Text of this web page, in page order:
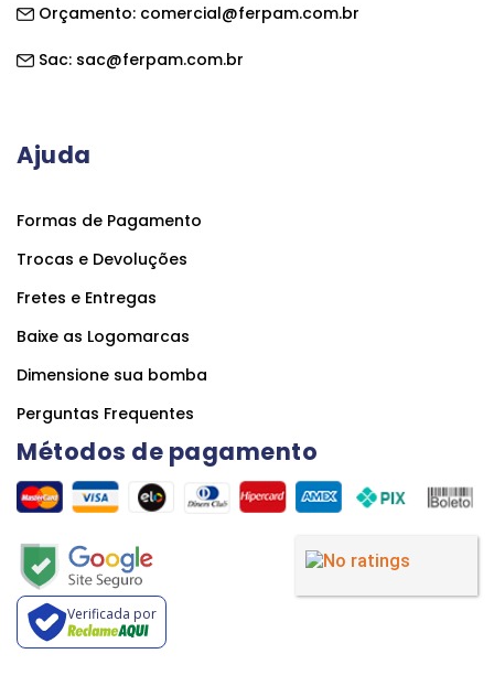
Orçamento: comercial@ferpam.com.br
Sac: sac@ferpam.com.br
Ajuda
Formas de Pagamento
Trocas e Devoluções
Fretes e Entregas
Baixe as Logomarcas
Dimensione sua bomba
Perguntas Frequentes
Métodos de pagamento
Verificada por